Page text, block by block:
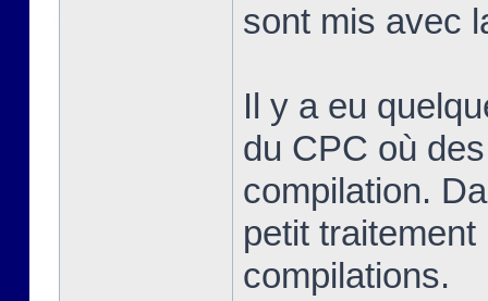
sont mis avec
Il y a eu
du CPC où
compilation.
petit
compilations.